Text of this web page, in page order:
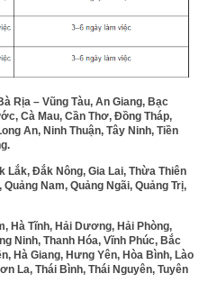
Rịa – Vũng Tàu, An Giang, Bạc
Cà Mau, Cần Thơ, Đồng Tháp,
An, Ninh Thuận, Tây Ninh, Tiền
Lắk, Đắk Nông, Gia Lai, Thừa Thiên
Nam, Quảng Ngãi, Quảng Trị,
Hà Tĩnh, Hải Dương, Hải Phòng,
Ninh, Thanh Hóa, Vĩnh Phúc, Bắc
Hà Giang, Hưng Yên, Hòa Bình, Lào
La, Thái Bình, Thái Nguyên, Tuyên